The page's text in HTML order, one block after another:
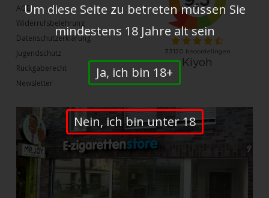
AGB
Widerrufsbelehrung
Datenschutzerklärung
Jugendschutz
Rückgaberecht
Newsletter
Um diese Seite zu betreten müssen Sie
mindestens 18 Jahre alt sein
Ja, ich bin 18+
Nein, ich bin unter 18